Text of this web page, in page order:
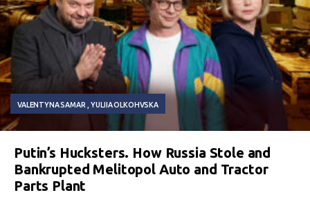
VALENTYNA SAMAR YULIIA OLKOHVSKA
Putin’s Hucksters. How Russia Stole and
Bankrupted Melitopol Auto and Tractor
Parts Plant